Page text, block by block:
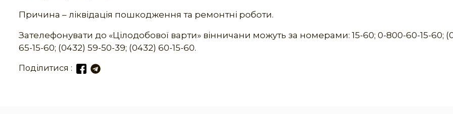
Причина – ліквідація пошкодження та ремонтні роботи.
Зателефонувати до «Цілодобової варти» вінничани можуть за номерами: 15-60; 0-800-60-15-60;
65-15-60; (0432) 59-50-39; (0432) 60-15-60.
Поділитися :